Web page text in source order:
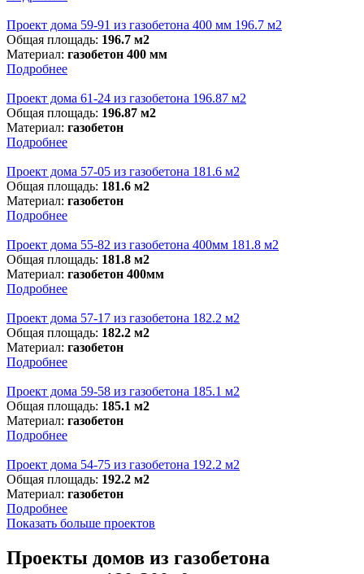
Проект дома 59-91 из газобетона 400 мм 196.7 м2
Общая площадь: 196.7 м2
Материал: газобетон 400 мм
Подробнее
Проект дома 61-24 из газобетона 196.87 м2
Общая площадь: 196.87 м2
Материал: газобетон
Подробнее
Проект дома 57-05 из газобетона 181.6 м2
Общая площадь: 181.6 м2
Материал: газобетон
Подробнее
Проект дома 55-82 из газобетона 400мм 181.8 м2
Общая площадь: 181.8 м2
Материал: газобетон 400мм
Подробнее
Проект дома 57-17 из газобетона 182.2 м2
Общая площадь: 182.2 м2
Материал: газобетон
Подробнее
Проект дома 59-58 из газобетона 185.1 м2
Общая площадь: 185.1 м2
Материал: газобетон
Подробнее
Проект дома 54-75 из газобетона 192.2 м2
Общая площадь: 192.2 м2
Материал: газобетон
Подробнее
Показать больше проектов
Проекты домов из газобетона